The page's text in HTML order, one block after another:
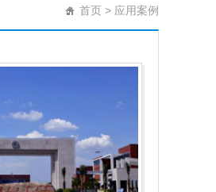
首页 > 应用案例